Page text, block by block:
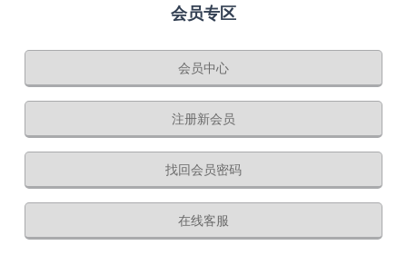
会员专区
会员中心
注册新会员
找回会员密码
在线客服